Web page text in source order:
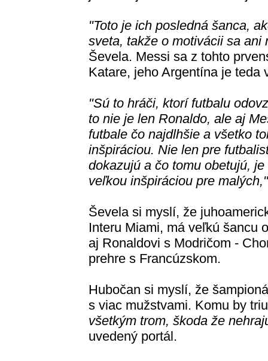
"Toto je ich posledná šanca,
sveta, takže o motivácii sa
Ševela. Messi sa z tohto
Katare, jeho Argentína je teda
"Sú to hráči, ktorí futbalu
to nie je len Ronaldo, ale aj
futbale čo najdlhšie a všetko
inšpiráciou. Nie len pre
dokazujú a čo tomu obetujú,
veľkou inšpiráciou pre
Ševela si myslí, že
Interu Miami, má veľkú šancu
aj Ronaldovi s Modričom -
prehre s Francúzskom.
Hubočan si myslí, že
s viac mužstvami. Komu by
všetkým trom, škoda že
uvedený portál.